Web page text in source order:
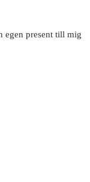
egen present till mig